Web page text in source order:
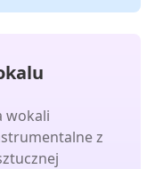
wokali
z